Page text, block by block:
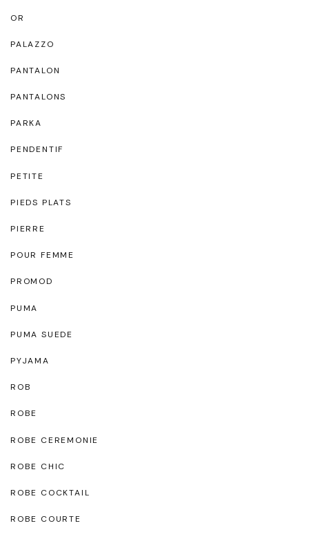
OR
PALAZZO
PANTALON
PANTALONS
PARKA
PENDENTIF
PETITE
PIEDS PLATS
PIERRE
POUR FEMME
PROMOD
PUMA
PUMA SUEDE
PYJAMA
ROB
ROBE
ROBE CEREMONIE
ROBE CHIC
ROBE COCKTAIL
ROBE COURTE